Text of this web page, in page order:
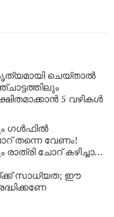
ചെയ്താൽ
5 വഴികൾ
​ഗൾഫിൽ
തന്നെ വേണം!
ചോറ് കഴിച്ചാൽ
സാധ്യത; ഈ